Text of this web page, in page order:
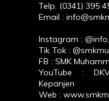
Telp. (0341) 395
Email :
Instagram :
Tik Tok :
FB :SMK
YouTube :
Kepanjen
Web :